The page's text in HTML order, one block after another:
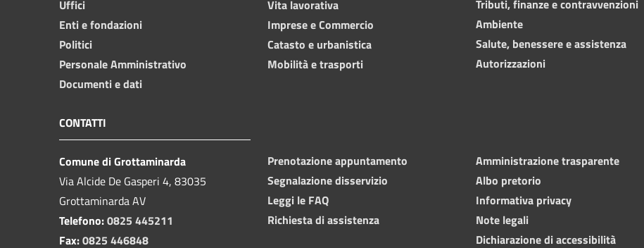
Uffici
Enti e fondazioni
Politici
Personale Amministrativo
Documenti e dati
Vita lavorativa
Imprese e Commercio
Catasto e urbanistica
Mobilità e trasporti
Tributi, finanze e contravvenzioni
Ambiente
Salute, benessere e assistenza
Autorizzazioni
CONTATTI
Comune di Grottaminarda
Via Alcide De Gasperi 4, 83035
Grottaminarda AV
Telefono:0825 445211
Fax:0825 446848
Prenotazione appuntamento
Segnalazione disservizio
Leggi le FAQ
Richiesta di assistenza
Amministrazione trasparente
Albo pretorio
Informativa privacy
Note legali
Dichiarazione di accessibilità